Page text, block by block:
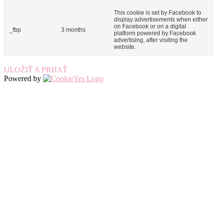
_fbp 3 months
This cookie is set by Facebook to
display advertisements when either
on Facebook or on a digital
platform powered by Facebook
advertising, after visiting the
website.
ULOŽIŤ A PRIJAŤ
Powered by